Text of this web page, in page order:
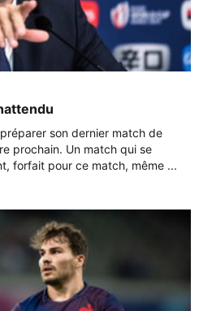
son dernier match de
prochain. Un match qui se
forfait pour ce match, même ...